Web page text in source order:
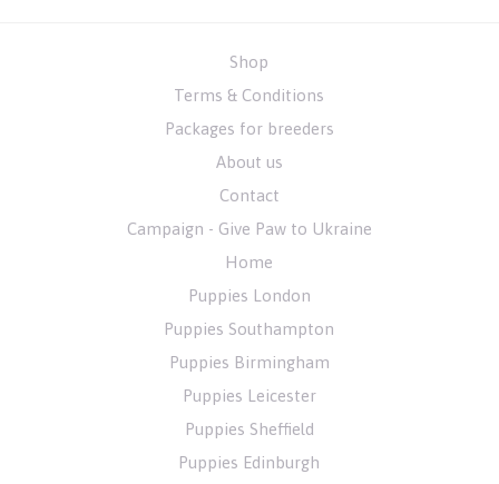
Shop
Terms & Conditions
Packages for breeders
About us
Contact
Campaign - Give Paw to Ukraine
Home
Puppies London
Puppies Southampton
Puppies Birmingham
Puppies Leicester
Puppies Sheffield
Puppies Edinburgh